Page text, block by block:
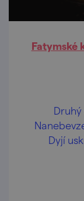
Fatymské
Dyjí